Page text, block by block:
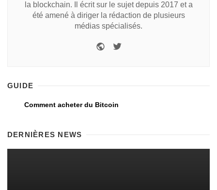
la blockchain. Il écrit sur le sujet depuis 2017 et a
été amené à diriger la rédaction de plusieurs
médias spécialisés.
GUIDE
Comment acheter du Bitcoin
DERNIÈRES NEWS